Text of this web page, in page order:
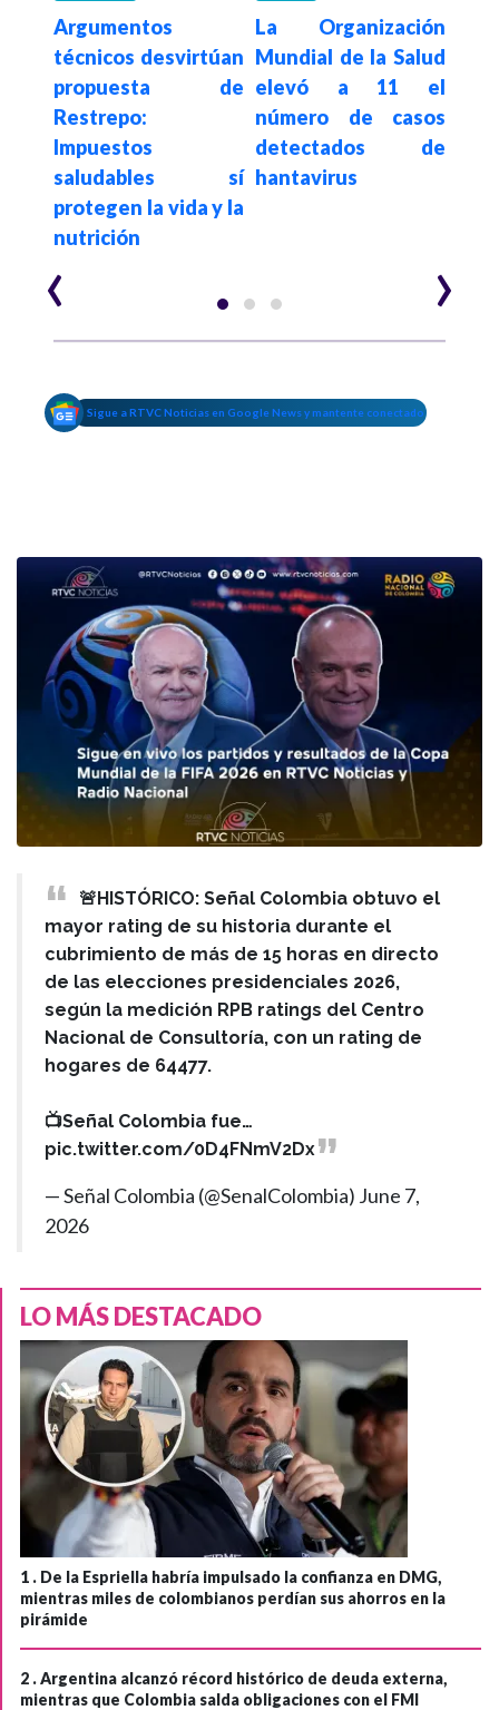
Argumentos
técnicos desvirtúan
propuesta de
Restrepo:
Impuestos
saludables sí
protegen la vida y la
nutrición
La Organización
Mundial de la Salud
elevó a 11 el
número de casos
detectados de
hantavirus
‹ ›
Sigue a RTVC Noticias en Google News y mantente conectado
🚨HISTÓRICO: Señal Colombia obtuvo el
mayor rating de su historia durante el
cubrimiento de más de 15 horas en directo
de las elecciones presidenciales 2026,
según la medición RPB ratings del Centro
Nacional de Consultoría, con un rating de
hogares de 64477.
📺Señal Colombia fue…
pic.twitter.com/0D4FNmV2Dx
— Señal Colombia (@SenalColombia) June 7,
2026
LO MÁS DESTACADO
1 . De la Espriella habría impulsado la confianza en DMG,
mientras miles de colombianos perdían sus ahorros en la
pirámide
2 .Argentina alcanzó récord histórico de deuda externa,
mientras que Colombia salda obligaciones con el FMI